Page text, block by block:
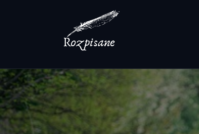
Dom i ogród
Więcej